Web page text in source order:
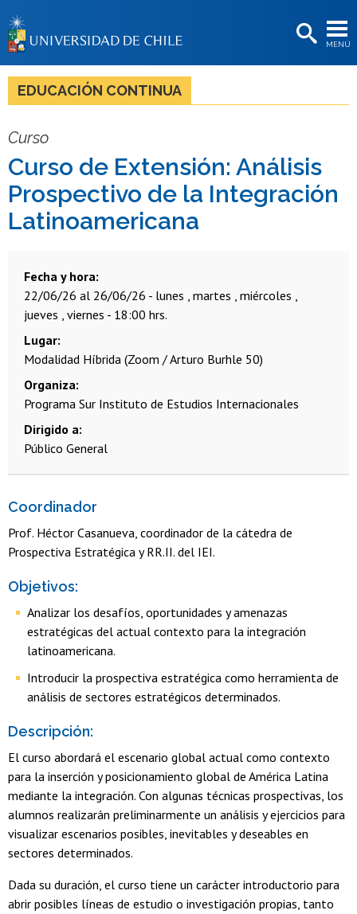
MENÚ
BIBLIOTECAS
LA UNIVERSIDAD
Académicas/os
Funcionarias/os
EDUCACIÓN CONTINUA
Curso
Curso de Extensión: Análisis
Prospectivo de la Integración
Latinoamericana
Fecha y hora
22/06/26 al 26/06/26 - lunes , martes , miércoles ,
jueves , viernes - 18:00 hrs.
Lugar
Modalidad Híbrida (Zoom / Arturo Burhle 50)
Organiza
Programa Sur Instituto de Estudios Internacionales
Dirigido a
Público General
Coordinador
Prof. Héctor Casanueva, coordinador de la cátedra de
Prospectiva Estratégica y RR.II. del IEI.
Objetivos:
Analizar los desafíos, oportunidades y amenazas
estratégicas del actual contexto para la integración
latinoamericana.
Introducir la prospectiva estratégica como herramienta de
análisis de sectores estratégicos determinados.
Descripción:
El curso abordará el escenario global actual como contexto
para la inserción y posicionamiento global de América Latina
mediante la integración. Con algunas técnicas prospectivas, los
alumnos realizarán preliminarmente un análisis y ejercicios para
visualizar escenarios posibles, inevitables y deseables en
sectores determinados.
Dada su duración, el curso tiene un carácter introductorio para
abrir posibles líneas de estudio o investigación propias, tanto